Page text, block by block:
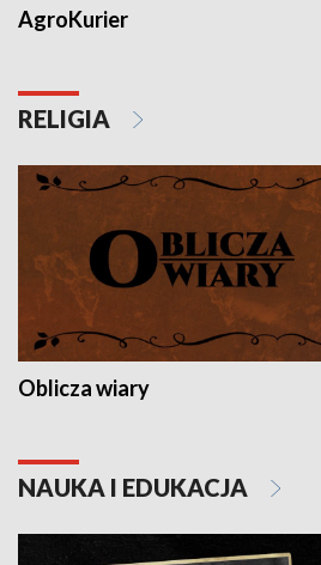
AgroKurier
RELIGIA
Oblicza wiary
NAUKA I EDUKACJA